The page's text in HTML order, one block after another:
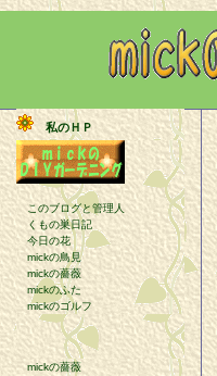
私のＨＰ
このブログと管理人
くもの巣日記
今日の花
mickの鳥見
mickの薔薇
mickのふた
mickのゴルフ
mickの薔薇